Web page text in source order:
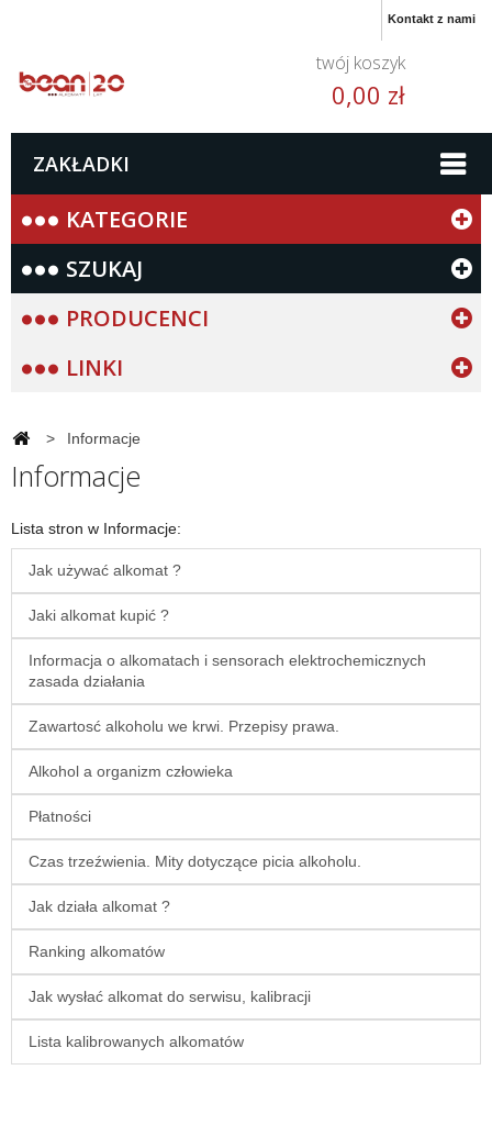
Kontakt z nami
twój koszyk
0,00 zł
ZAKŁADKI
KATEGORIE
SZUKAJ
PRODUCENCI
LINKI
> Informacje
Informacje
Lista stron w Informacje:
Jak używać alkomat ?
Jaki alkomat kupić ?
Informacja o alkomatach i sensorach elektrochemicznych
zasada działania
Zawartosć alkoholu we krwi. Przepisy prawa.
Alkohol a organizm człowieka
Płatności
Czas trzeźwienia. Mity dotyczące picia alkoholu.
Jak działa alkomat ?
Ranking alkomatów
Jak wysłać alkomat do serwisu, kalibracji
Lista kalibrowanych alkomatów